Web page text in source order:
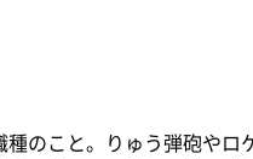
のこと。りゅう弾砲やロ